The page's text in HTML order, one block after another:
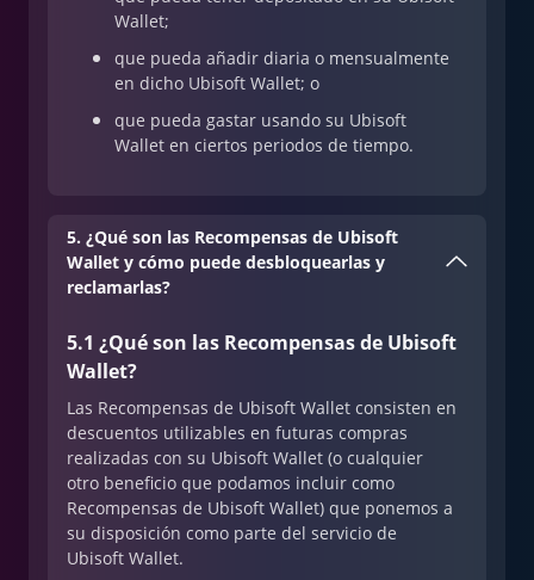
Wallet;
que pueda añadir diaria o mensualmente
en dicho Ubisoft Wallet; o
que pueda gastar usando su Ubisoft
Wallet en ciertos periodos de tiempo.
5. ¿Qué son las Recompensas de Ubisoft
Wallet y cómo puede desbloquearlas y
reclamarlas?
5.1 ¿Qué son las Recompensas de Ubisoft
Wallet?
Las Recompensas de Ubisoft Wallet consisten en
descuentos utilizables en futuras compras
realizadas con su Ubisoft Wallet (o cualquier
otro beneficio que podamos incluir como
Recompensas de Ubisoft Wallet) que ponemos a
su disposición como parte del servicio de
Ubisoft Wallet.